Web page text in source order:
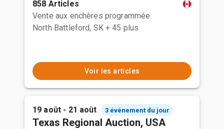
858 Articles
Vente aux enchères programmée
North Battleford, SK + 45 plus
Voir les articles
19 août - 21 août 3 événement du jour
Texas Regional Auction, USA